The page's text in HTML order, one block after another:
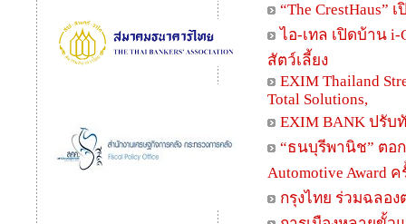
“The
ไอ-เทล เปิดบ้าน
สัตว์เลี้ยง
EXIM Thailand
Total Solutions,
EXIM BANK ปรับ
“ธนบุรีพานิช” ตอ
Automotive Award ค
กรุงไทย ร่วมฉลอ